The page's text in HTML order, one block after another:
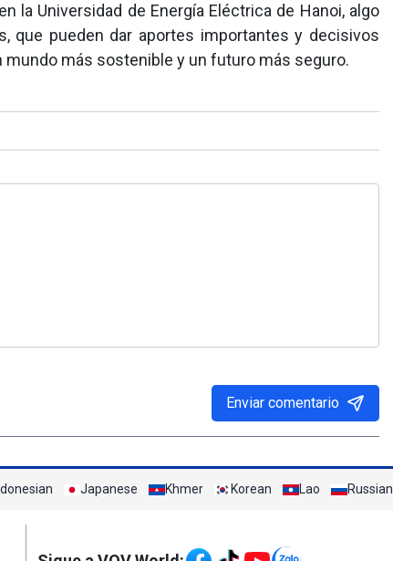
la Universidad de Energía Eléctrica de Hanoi, algo
que pueden dar aportes importantes y decisivos
más sostenible y un futuro más seguro.
Enviar comentario
Japanese Khmer Korean Lao Russian
Mạng xã hội